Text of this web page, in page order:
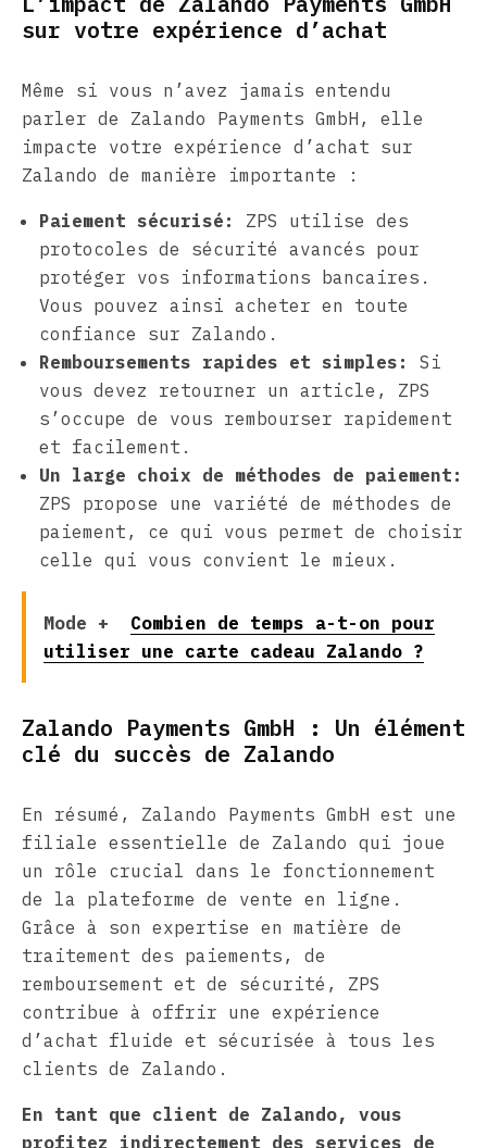
sur votre expérience d’achat
Même si vous n’avez jamais entendu
parler de Zalando Payments GmbH, elle
impacte votre expérience d’achat sur
Zalando de manière importante :
Paiement sécurisé:
ZPS utilise des
protocoles de sécurité avancés pour
protéger vos informations bancaires.
Vous pouvez ainsi acheter en toute
confiance sur Zalando.
Remboursements rapides et simples:
Si
vous devez retourner un article, ZPS
s’occupe de vous rembourser rapidement
et facilement.
Un large choix de méthodes de paiement:
ZPS propose une variété de méthodes de
paiement, ce qui vous permet de choisir
celle qui vous convient le mieux.
Mode +
Combien de temps a-t-on pour
utiliser une carte cadeau Zalando ?
Zalando Payments GmbH : Un élément
clé du succès de Zalando
En résumé, Zalando Payments GmbH est une
filiale essentielle de Zalando qui joue
un rôle crucial dans le fonctionnement
de la plateforme de vente en ligne.
Grâce à son expertise en matière de
traitement des paiements, de
remboursement et de sécurité, ZPS
contribue à offrir une expérience
d’achat fluide et sécurisée à tous les
clients de Zalando.
En tant que client de Zalando, vous
profitez indirectement des services de